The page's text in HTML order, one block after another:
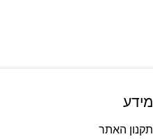
מידע
תקנון האתר